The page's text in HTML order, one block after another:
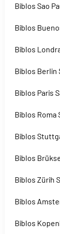
Biblos Sao
Biblos
Biblos
Biblos Berlin
Biblos Paris
Biblos Roma
Biblos
Biblos
Biblos Zürih
Biblos
Biblos